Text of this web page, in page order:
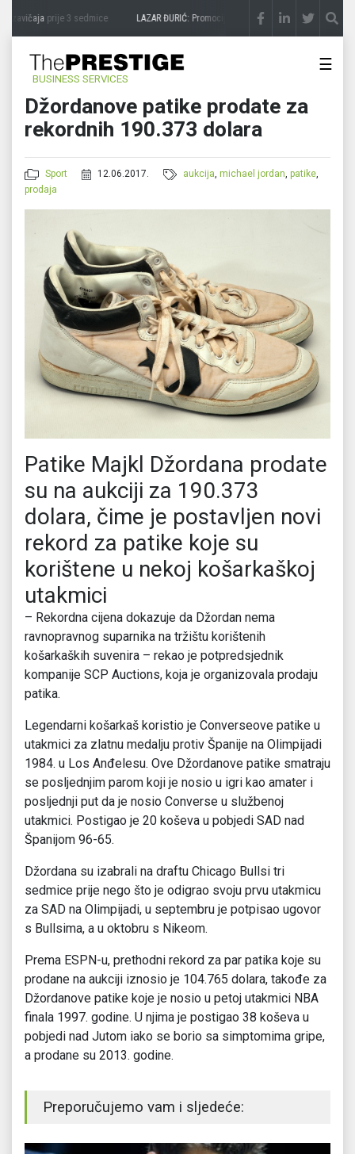
zavičajaprije 3 sedmice LAZAR ĐURIĆ: Promocija potencijal pretvara u destinaciju
BUSINESS SERVICES
☰
Džordanove patike prodate za
rekordnih 190.373 dolara
Sport 12.06.2017. aukcija,michael jordan,patike,
prodaja
Patike Majkl Džordana prodate
su na aukciji za 190.373
dolara, čime je postavljen novi
rekord za patike koje su
korištene u nekoj košarkaškoj
utakmici
– Rekordna cijena dokazuje da Džordan nema
ravnopravnog suparnika na tržištu korištenih
košarkaških suvenira – rekao je potpredsjednik
kompanije SCP Auctions, koja je organizovala prodaju
patika.
Legendarni košarkaš koristio je Converseove patike u
utakmici za zlatnu medalju protiv Španije na Olimpijadi
1984. u Los Anđelesu. Ove Džordanove patike smatraju
se posljednjim parom koji je nosio u igri kao amater i
posljednji put da je nosio Converse u službenoj
utakmici. Postigao je 20 koševa u pobjedi SAD nad
Španijom 96-65.
Džordana su izabrali na draftu Chicago Bullsi tri
sedmice prije nego što je odigrao svoju prvu utakmicu
za SAD na Olimpijadi, u septembru je potpisao ugovor
s Bullsima, a u oktobru s Nikeom.
Prema ESPN-u, prethodni rekord za par patika koje su
prodane na aukciji iznosio je 104.765 dolara, takođe za
Džordanove patike koje je nosio u petoj utakmici NBA
finala 1997. godine. U njima je postigao 38 koševa u
pobjedi nad Jutom iako se borio sa simptomima gripe,
a prodane su 2013. godine.
Preporučujemo vam i sljedeće: